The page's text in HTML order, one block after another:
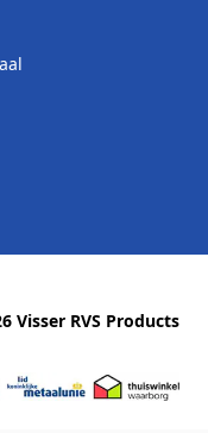
Visser RVS Products